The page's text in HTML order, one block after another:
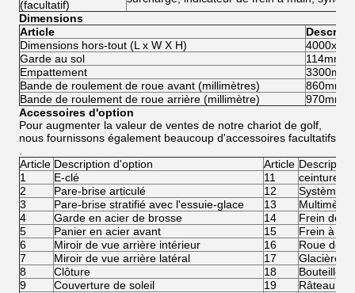
(facultatif)
Dimensions
Article
Dimensions hors-tout (L x W X H)
Garde au sol
114mm
Empattement
3300mm
Bande de roulement de roue avant (millimètres)
860mm
Bande de roulement de roue arrière (millimètre)
970mm
Accessoires d'option
Pour augmenter la valeur de ventes de notre chariot de golf,
nous fournissons également beaucoup d'accessoires facultatifs
Article Description d'option Article
1
E-clé 11
ceinture
2
Pare-brise articulé 12
Système
3
Pare-brise stratifié avec l'essuie-glace 13
4
Garde en acier de brosse 14
Frein de
5
Panier en acier avant 15
Frein à
6
Miroir de vue arrière intérieur 16
Roue de
7
Miroir de vue arrière latéral 17
Glacière
8
Clôture 18
Bouteille
9
Couverture de soleil 19
Râteau de